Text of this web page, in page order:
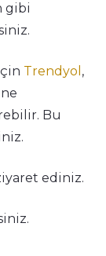
gibi
Trendyol ,
Bu
ediniz.